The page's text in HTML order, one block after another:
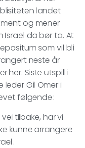
landet
og mener
da bør ta. At
som vil bli
neste år
her. Siste utspill i
Gil Omer i
følgende:
tilbake, har vi
kunne arrangere